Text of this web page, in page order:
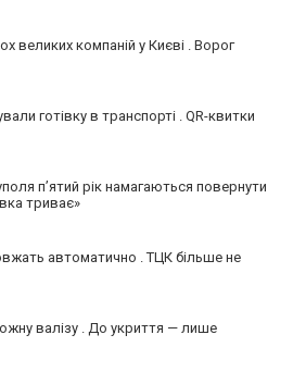
великих компаній у Києві . Ворог
готівку в транспорті . QR-квитки
пʼятий рік намагаються повернути
триває»
автоматично . ТЦК більше не
валізу . До укриття — лише